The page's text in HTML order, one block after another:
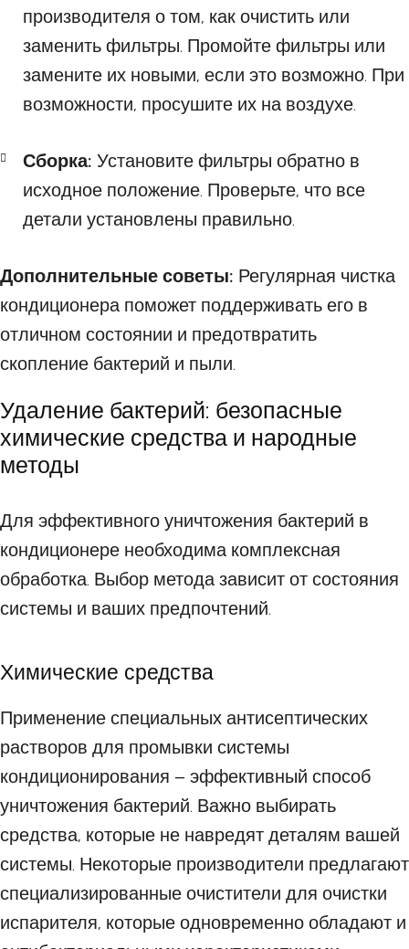
производителя о том, как очистить или
заменить фильтры. Промойте фильтры или
замените их новыми, если это возможно. При
возможности, просушите их на воздухе.
Сборка: Установите фильтры обратно в
исходное положение. Проверьте, что все
детали установлены правильно.
Дополнительные советы: Регулярная чистка
кондиционера поможет поддерживать его в
отличном состоянии и предотвратить
скопление бактерий и пыли.
Удаление бактерий: безопасные
химические средства и народные
методы
Для эффективного уничтожения бактерий в
кондиционере необходима комплексная
обработка. Выбор метода зависит от состояния
системы и ваших предпочтений.
Химические средства
Применение специальных антисептических
растворов для промывки системы
кондиционирования – эффективный способ
уничтожения бактерий. Важно выбирать
средства, которые не навредят деталям вашей
системы. Некоторые производители предлагают
специализированные очистители для очистки
испарителя, которые одновременно обладают и